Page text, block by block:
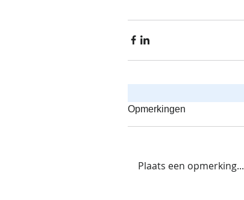
Opmerkingen
Plaats een opmerking...